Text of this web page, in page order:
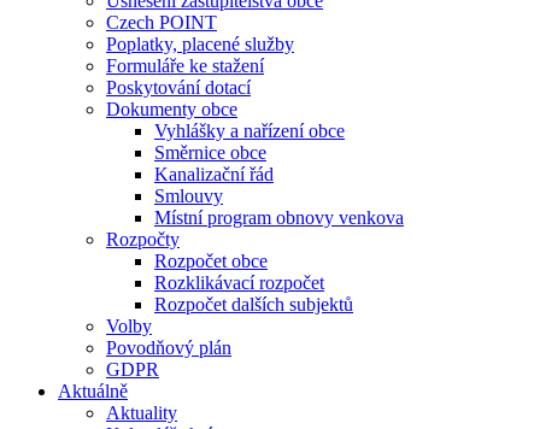
Czech POINT
Poplatky, placené služby
Formuláře ke stažení
Poskytování dotací
Dokumenty obce
Vyhlášky a nařízení obce
Směrnice obce
Kanalizační řád
Smlouvy
Místní program obnovy venkova
Rozpočty
Rozpočet obce
Rozklikávací rozpočet
Rozpočet dalších subjektů
Volby
Povodňový plán
GDPR
Aktuálně
Aktuality